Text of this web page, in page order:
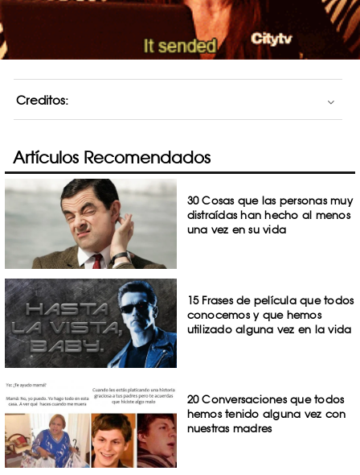
Creditos:
Artículos Recomendados
30 Cosas que las personas muy
distraídas han hecho al menos
una vez en su vida
15 Frases de película que todos
conocemos y que hemos
utilizado alguna vez en la vida
20 Conversaciones que todos
hemos tenido alguna vez con
nuestras madres